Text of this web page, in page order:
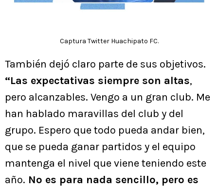
Captura Twitter Huachipato FC.
También dejó claro parte de sus objetivos.
“Las expectativas siempre son altas,
pero alcanzables. Vengo a un gran club. Me
han hablado maravillas del club y del
grupo. Espero que todo pueda andar bien,
que se pueda ganar partidos y el equipo
mantenga el nivel que viene teniendo este
año. No es para nada sencillo, pero es